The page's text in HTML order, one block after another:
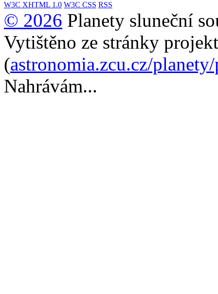
W3C XHTML 1.0 W3C CSS RSS
© 2026 Planety sluneční
Vytištěno ze stránky
(astronomia.zcu.cz/
Nahrávám...